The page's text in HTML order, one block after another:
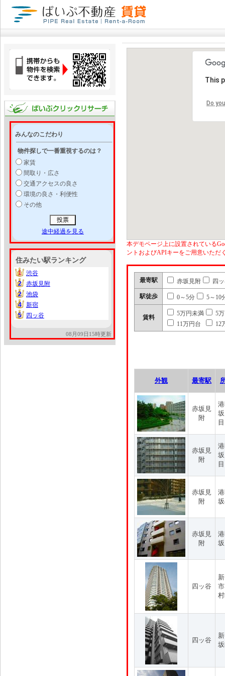
みんなのこだわり
物件探しで一番重視するのは？
家賃
間取り・広さ
交通アクセスの良さ
環境の良さ・利便性
その他
途中経過を見る
住みたい駅ランキング
1
1
渋谷
2
2
赤坂見附
2
2
池袋
4
4
新宿
5
5 四ッ谷
08月09日15時更新
This
Do
本デモページ上に設置されている
ントおよびAPIキーをご用意いただ
最寄駅 赤坂見附 四
駅徒歩 0～5分 5～10
賃料
5万円未満
5
11万円台
12
外観 最寄駅
赤坂見
附
目
赤坂見
附
目
赤坂見
附
赤坂見
附
四ッ谷
四ッ谷